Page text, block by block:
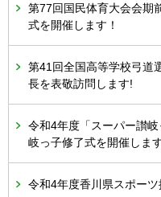
第77回国民体育大会会期
式を開催します！
第41回全国高等学校弓道
長を表敬訪問します!
令和4年度「スーパー讃
岐っ子修了式を開催しま
令和4年度香川県スポーツ